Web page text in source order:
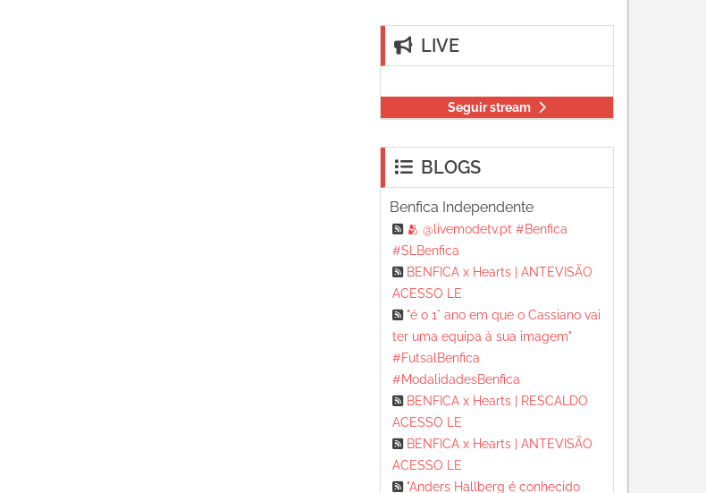
LIVE
Seguir stream
BLOGS
Benfica Independente
🫂 @livemodetv.pt #Benfica
#SLBenfica
BENFICA x Hearts | ANTEVISÃO
ACESSO LE
"é o 1° ano em que o Cassiano vai
ter uma equipa à sua imagem"
#FutsalBenfica
#ModalidadesBenfica
BENFICA x Hearts | RESCALDO
ACESSO LE
BENFICA x Hearts | ANTEVISÃO
ACESSO LE
"Anders Hallberg é conhecido